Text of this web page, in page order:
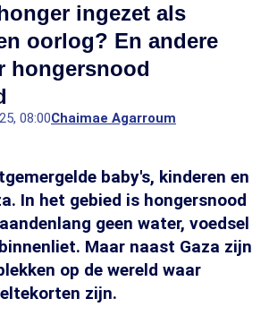
ingezet als
oorlog? En andere
hongersnood
08:00Chaimae Agarroum
baby's, kinderen en
In het gebied is hongersnood
geen water, voedsel
Maar naast Gaza zijn
op de wereld waar
zijn.